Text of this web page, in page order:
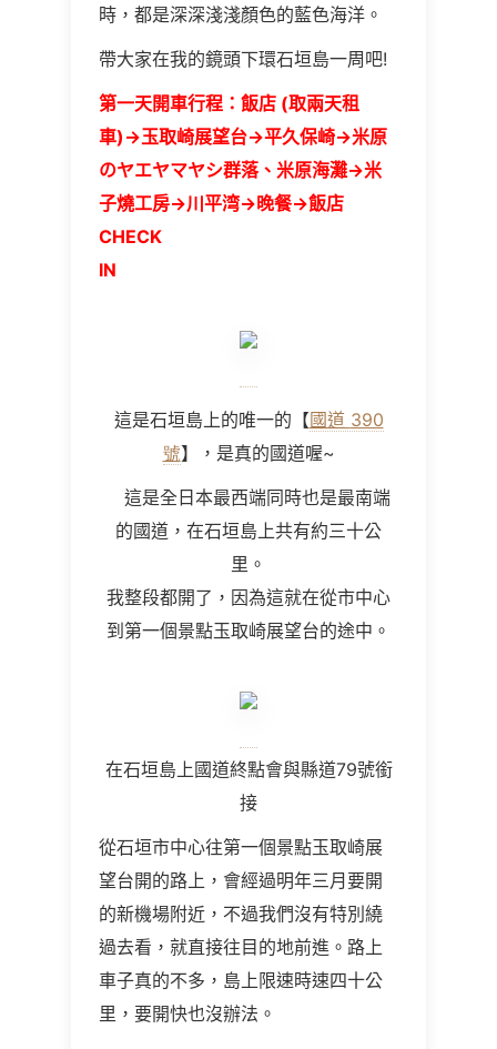
時，都是深深淺淺顏色的藍色海洋。
帶大家在我的鏡頭下環石垣島一周吧!
第一天開車行程：飯店 (取兩天租
車)→玉取崎展望台→平久保崎→米原
のヤエヤマヤシ群落、米原海灘→米
子燒工房→川平湾→晚餐→飯店
CHECK
IN
這是石垣島上的唯一的【國道 390
號】，是真的國道喔~
這是全日本最西端同時也是最南端
的國道，在石垣島上共有約三十公
里。
我整段都開了，因為這就在從市中心
到第一個景點玉取崎展望台的途中。
在石垣島上國道終點會與縣道79號銜
接
從石垣市中心往第一個景點玉取崎展
望台開的路上，會經過明年三月要開
的新機場附近，不過我們沒有特別繞
過去看，就直接往目的地前進。路上
車子真的不多，島上限速時速四十公
里，要開快也沒辦法。